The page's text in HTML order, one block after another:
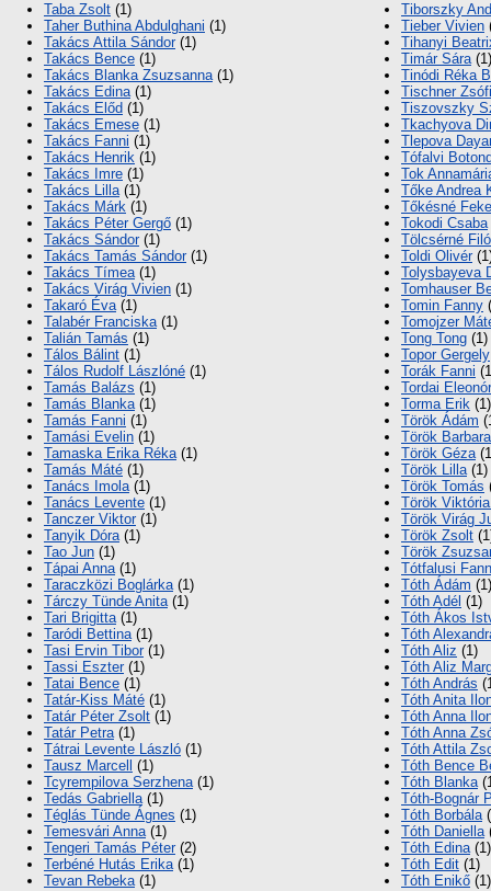
Taba Zsolt (1)
Taher Buthina Abdulghani (1)
Takács Attila Sándor(1)
Takács Bence (1)
Takács Blanka Zsuzsanna(1)
Takács Edina(1)
Takács Előd (1)
Takács Emese (1)
Takács Fanni (1)
Takács Henrik (1)
Takács Imre (1)
Takács Lilla(1)
Takács Márk (1)
Takács Péter Gergő (1)
Takács Sándor(1)
Takács Tamás Sándor(1)
Takács Tímea(1)
Takács Virág Vivien (1)
Takaró Éva(1)
Talabér Franciska(1)
Talián Tamás (1)
Tálos Bálint (1)
Tálos Rudolf Lászlóné (1)
Tamás Balázs (1)
Tamás Blanka(1)
Tamás Fanni (1)
Tamási Evelin (1)
Tamaska Erika Réka(1)
Tamás Máté (1)
Tanács Imola(1)
Tanács Levente (1)
Tanczer Viktor(1)
Tanyik Dóra(1)
Tao Jun (1)
Tápai Anna(1)
Taraczközi Boglárka(1)
Tárczy Tünde Anita(1)
Tari Brigitta(1)
Taródi Bettina(1)
Tasi Ervin Tibor(1)
Tassi Eszter(1)
Tatai Bence (1)
Tatár-Kiss Máté (1)
Tatár Péter Zsolt (1)
Tatár Petra(1)
Tátrai Levente László (1)
Tausz Marcell
(1)
Tcyrempilova Serzhena(1)
Tedás Gabriella(1)
Téglás Tünde Ágnes (1)
Temesvári Anna(1)
Tengeri Tamás Péter(2)
Terbéné Hutás Erika(1)
Tevan Rebeka(1)
Tiborszky
Tieber Vivien
Tihanyi
Timár Sára(1)
Tinódi Réka
Tischner
Tiszovszky
Tkachyova
Tlepova
Tófalvi
Tok
Tőke Andrea
Tőkésné
Tokodi Csaba
Tölcsérné
Toldi Olivér
Tolysbayeva
Tomhauser
Tomin Fanny
Tomojzer
Tong Tong (1)
Topor Gergely
Torák Fanni
Tordai
Torma Erik (1)
Török Ádám
Török Barbara
Török Géza
Török Lilla(1)
Török Tomás
Török
Török Virág
Török Zsolt
Török
Tótfalusi
Tóth Ádám (1)
Tóth Adél (1)
Tóth Ákos
Tóth
Tóth Aliz (1)
Tóth Aliz
Tóth András
Tóth Anita
Tóth Anna
Tóth Anna
Tóth Attila
Tóth Bence
Tóth Blanka
Tóth-Bognár
Tóth Borbála
Tóth Daniella
Tóth Edina(1)
Tóth Edit (1)
Tóth Enikő (1)